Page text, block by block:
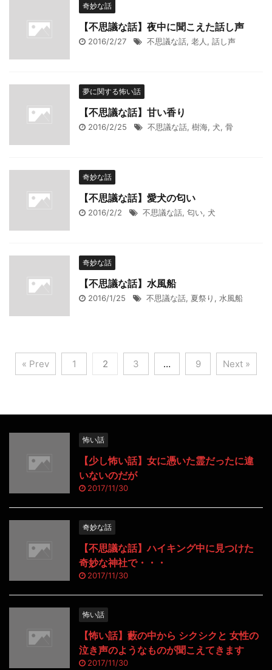
奇妙な話
【不思議な話】夜中に聞こえた話し声
2016/2/27 不思議な話, 老人 , 話し声
夢に関する怖い話
【不思議な話】甘い香り
2016/2/25 不思議な話, 樹海, 犬, 骨
奇妙な話
【不思議な話】愛犬の匂い
2016/2/2 不思議な話, 匂い, 犬
奇妙な話
【不思議な話】水風船
2016/1/25 不思議な話, 夏祭り , 水風船
« Prev 1 2 3 … 9 Next »
怖い話
【少し怖い話】女に憑いた霊だったに違
いないのだが
2017/11/30
奇妙な話
【不思議な話】ハイキング中に見つけた
奇妙な神社で・・・
2017/11/30
怖い話
【怖い話】藪の中から シクシクと 女性の
泣き声のようなものが聞こえてきます
2017/11/30